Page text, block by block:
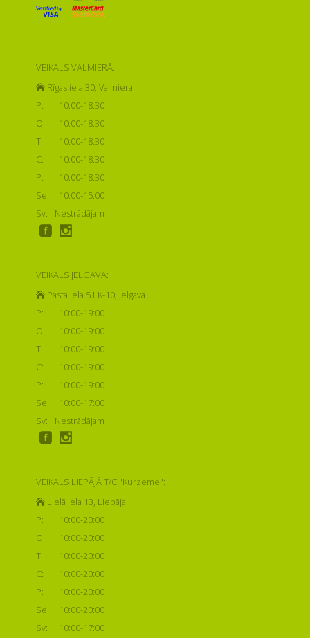
VEIKALS VALMIERĀ:
Rīgas iela 30, Valmiera
P:
10:00-18:30
O:
10:00-18:30
T:
10:00-18:30
C:
10:00-18:30
P:
10:00-18:30
Se:
10:00-15:00
Sv:
Nestrādājam
VEIKALS JELGAVĀ:
Pasta iela 51 K-10, Jelgava
P:
10:00-19:00
O:
10:00-19:00
T:
10:00-19:00
C:
10:00-19:00
P:
10:00-19:00
Se:
10:00-17:00
Sv:
Nestrādājam
VEIKALS LIEPĀJĀ T/C "Kurzeme":
Lielā iela 13, Liepāja
P:
10:00-20:00
O:
10:00-20:00
T:
10:00-20:00
C:
10:00-20:00
P:
10:00-20:00
Se:
10:00-20:00
Sv:
10:00-17:00